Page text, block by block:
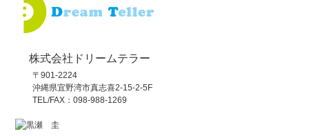
株式会社ドリームテラー
〒901-2224
沖縄県宜野湾市真志喜2-15-2-5F
TEL/FAX：098-988-1269